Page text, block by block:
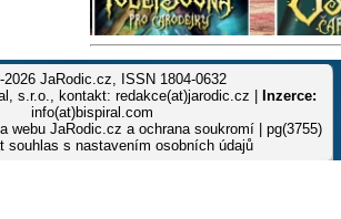
JaRodic.cz, ISSN 1804-0632
s.r.o., kontakt: redakce(at)jarodic.cz |
Inzerce:
info(at)bispiral.com
webu JaRodic.cz a ochrana soukromí | pg(3755)
souhlas s nastavením osobních údajů